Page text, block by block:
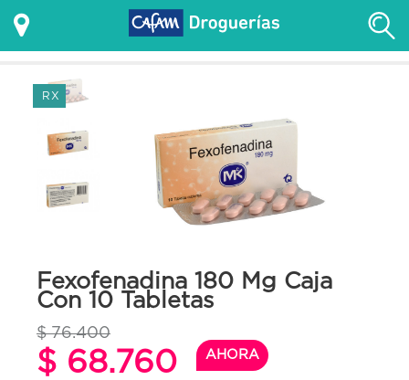
RX
Fexofenadina 180 Mg Caja
Con 10 Tabletas
$ 76.400
$ 68.760 AHORA